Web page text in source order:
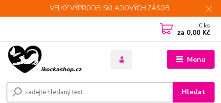
VELKÝ VÝPRODEJ SKLADOVÝCH ZÁSOB.
Menu
Hledat
0 ks
za 0,00 Kč